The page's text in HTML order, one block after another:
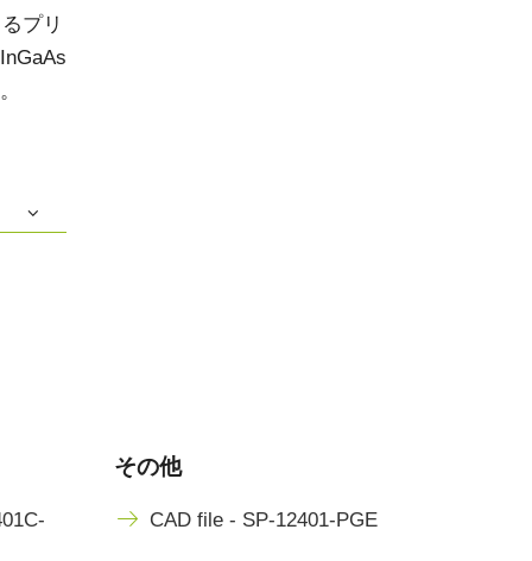
プリ
その他
CAD file - SP-12401-PGE